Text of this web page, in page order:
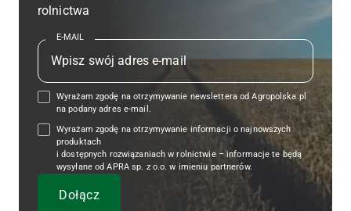
rolnictwa
E-MAIL
Wyrażam zgodę na otrzymywanie newslettera od Agropolska.pl
na podany adres e-mail.
Wyrażam zgodę na otrzymywanie informacji o najnowszych
produktach
i dostępnych rozwiązaniach w rolnictwie – informacje te będą
wysyłane od APRA sp. z o.o. w imieniu partnerów.